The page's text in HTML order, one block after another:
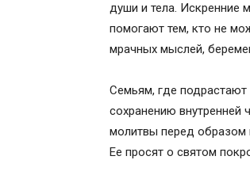
души и тела. Искренние
помогают тем, кто не
мрачных мыслей,
Семьям, где подрастают
сохранению внутренней
молитвы перед образом
Ее просят о святом